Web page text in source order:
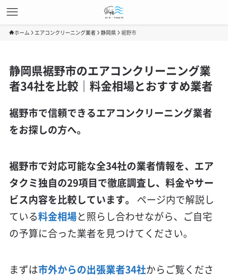
ホーム エアコンクリーニング業者 静岡県 裾野市
静岡県裾野市のエアコンクリーニング業
者34社を比較｜料金相場とおすすめ業者
裾野市で信頼できるエアコンクリーニング業者
をお探しの方へ。
裾野市で対応可能な全34社の業者情報を、エア
タクミ独自の29項目で徹底調査し、料金やサー
ビス内容を比較しています。
ページ内で解説し
ている料金相場と照らし合わせながら、ご自宅
の予算に合った業者を見つけてください。
まずは市外からの出張業者34社からご覧くださ